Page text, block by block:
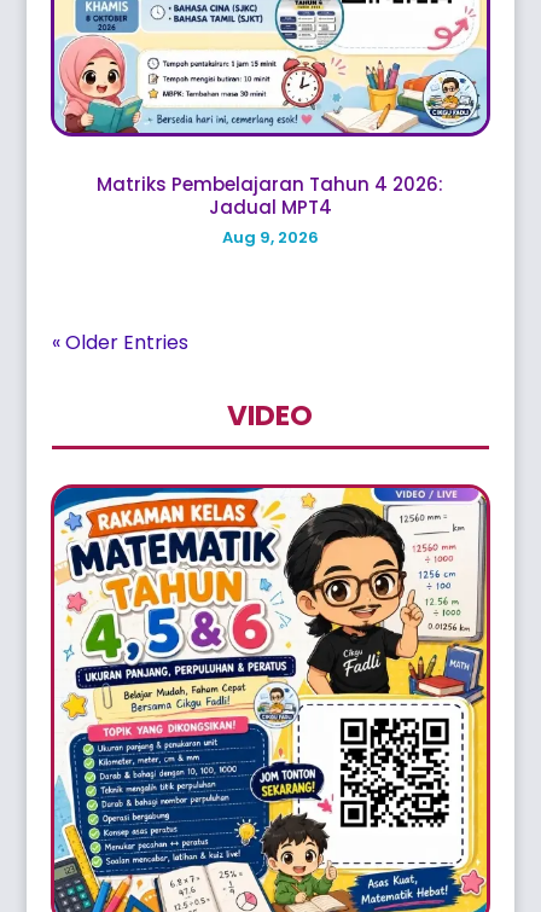
Matriks Pembelajaran Tahun 4 2026:
Jadual MPT4
Aug 9, 2026
« Older Entries
VIDEO